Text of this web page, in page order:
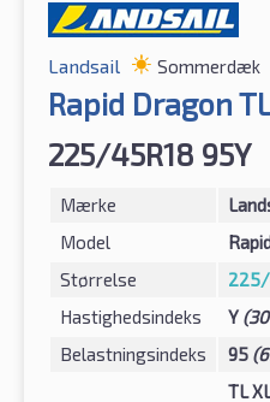
Landsail Sommerdæk
Rapid Dragon
225/45R18 95Y
Mærke
Model
Størrelse
225/
Hastighedsindeks
Y
Belastningsindeks
95
TL